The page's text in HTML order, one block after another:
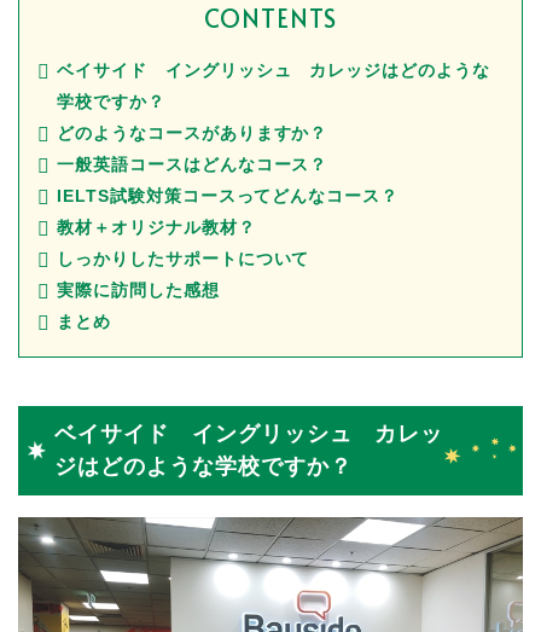
CONTENTS
ベイサイド イングリッシュ カレッジはどのような
学校ですか？
どのようなコースがありますか？
一般英語コースはどんなコース？
IELTS試験対策コースってどんなコース？
教材＋オリジナル教材？
しっかりしたサポートについて
実際に訪問した感想
まとめ
ベイサイド イングリッシュ カレッ
ジはどのような学校ですか？